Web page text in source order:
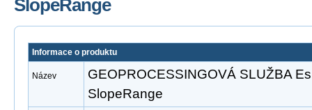
SlopeRange
Informace o produktu
Název
GEOPROCESSINGOVÁ SLUŽBA
SlopeRange